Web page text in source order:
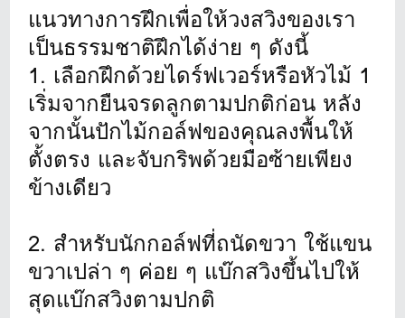
แนวทางการฝึกเพื่อให้วงสวิงของเรา
เป็นธรรมชาติฝึกได้ง่าย ๆ ดังนี้
1. เลือกฝึกด้วยไดร์ฟเวอร์หรือหัวไม้ 1
เริ่มจากยืนจรดลูกตามปกติก่อน หลัง
จากนั้นปักไม้กอล์ฟของคุณลงพื้นให้
ตั้งตรง และจับกริพด้วยมือซ้ายเพียง
ข้างเดียว
2. สำหรับนักกอล์ฟที่ถนัดขวา ใช้แขน
ขวาเปล่า ๆ ค่อย ๆ แบ๊กสวิงขึ้นไปให้
สุดแบ๊กสวิงตามปกติ